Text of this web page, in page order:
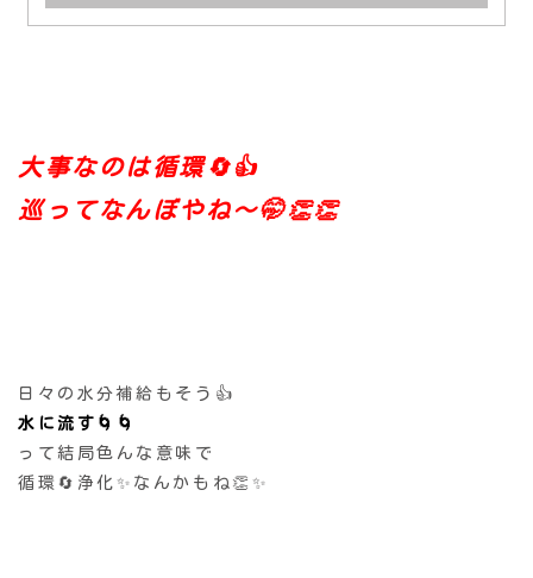
大事なのは循環🔄👍
巡ってなんぼやね〜🤭👏👏
日々の水分補給もそう👍
水に流す🌀🌀
って結局色んな意味で
循環🔄浄化✨なんかもね👏✨